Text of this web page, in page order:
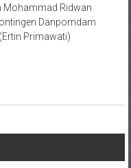
Mohammad Ridwan
Danpomdam
Primawati)